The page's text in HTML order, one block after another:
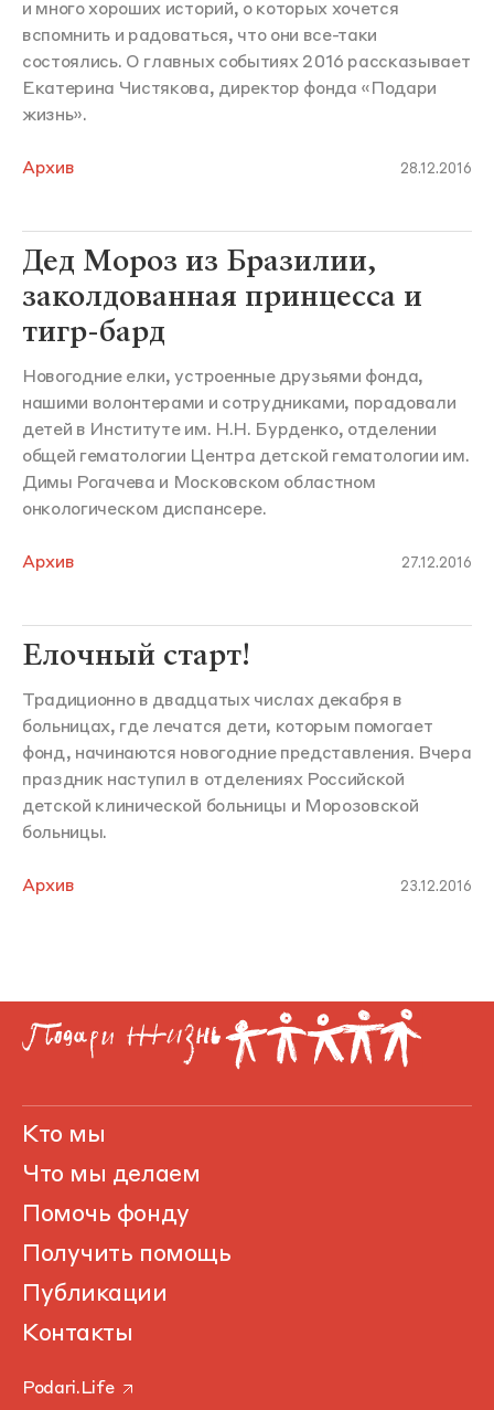
и много хороших историй, о которых хочется
вспомнить и радоваться, что они все-таки
состоялись. О главных событиях 2016 рассказывает
Екатерина Чистякова, директор фонда «Подари
жизнь».
Архив 28.12.2016
Дед Мороз из Бразилии,
заколдованная принцесса и
тигр-бард
Новогодние елки, устроенные друзьями фонда,
нашими волонтерами и сотрудниками, порадовали
детей в Институте им. Н.Н. Бурденко, отделении
общей гематологии Центра детской гематологии им.
Димы Рогачева и Московском областном
онкологическом диспансере.
Архив 27.12.2016
Елочный старт!
Традиционно в двадцатых числах декабря в
больницах, где лечатся дети, которым помогает
фонд, начинаются новогодние представления. Вчера
праздник наступил в отделениях Российской
детской клинической больницы и Морозовской
больницы.
Архив 23.12.2016
Кто мы
Что мы делаем
Помочь фонду
Получить помощь
Публикации
Контакты
Podari.Life